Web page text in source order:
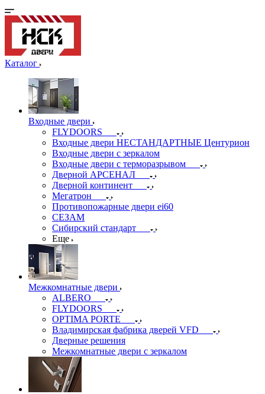
Каталог
Входные двери
FLYDOORS
Входные двери НЕСТАНДАРТНЫЕ Центурион
Входные двери с зеркалом
Входные двери с терморазрывом
Дверной АРСЕНАЛ
Дверной континент
Мегатрон
Противопожарные двери ei60
СЕЗАМ
Сибирский стандарт
Еще
Межкомнатные двери
ALBERO
FLYDOORS
OPTIMA PORTE
Владимирская фабрика дверей VFD
Дверные решения
Межкомнатные двери c зеркалом